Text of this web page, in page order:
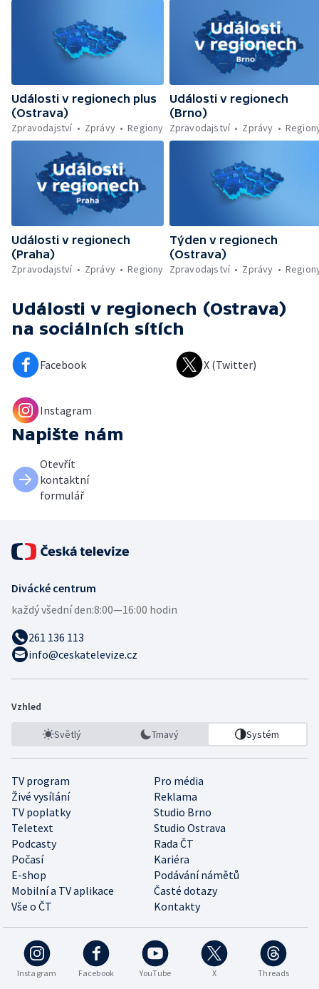
Události v regionech plus
(Ostrava)
Zpravodajství
Zprávy Regiony
Události v regionech
(Brno)
Zpravodajství
Zprávy
Události v regionech
(Praha)
Zpravodajství
Zprávy Regiony
Týden v regionech
(Ostrava)
Zpravodajství
Zprávy
Události v regionech (Ostrava)
na sociálních sítích
Facebook X (Twitter)
Instagram
Napište nám
Otevřít
kontaktní
formulář
Divácké centrum
každý všední den:8:00—16:00 hodin
261 136 113
info@ceskatelevize.cz
Vzhled
Světlý Tmavý Systém
TV program
Pro média
Živé vysílání
Reklama
TV poplatky
Studio Brno
Teletext
Studio Ostrava
Podcasty
Rada ČT
Počasí
Kariéra
E-shop
Podávání námětů
Mobilní a TV aplikace
Časté dotazy
Vše o ČT
Kontakty
Instagram Facebook YouTube X Threads